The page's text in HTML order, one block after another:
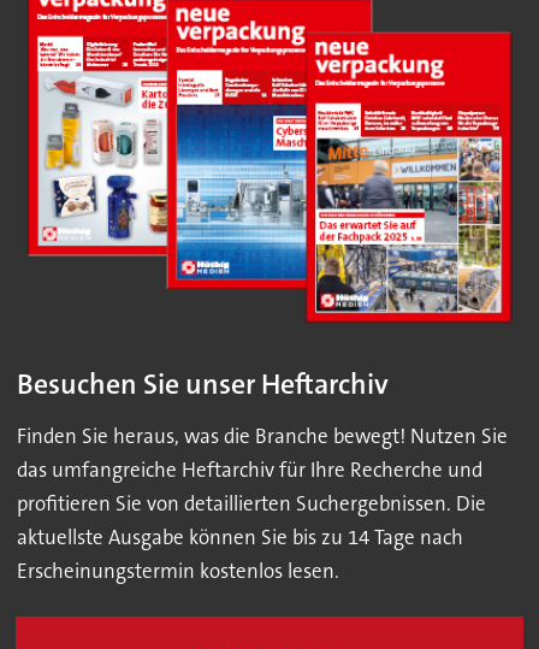
Besuchen Sie unser Heftarchiv
Finden Sie heraus, was die Branche bewegt! Nutzen Sie
das umfangreiche Heftarchiv für Ihre Recherche und
profitieren Sie von detaillierten Suchergebnissen. Die
aktuellste Ausgabe können Sie bis zu 14 Tage nach
Erscheinungstermin kostenlos lesen.